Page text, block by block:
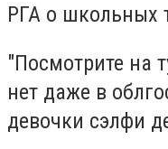
РГА о школьных
"Посмотрите на
нет даже в
девочки сэлфи